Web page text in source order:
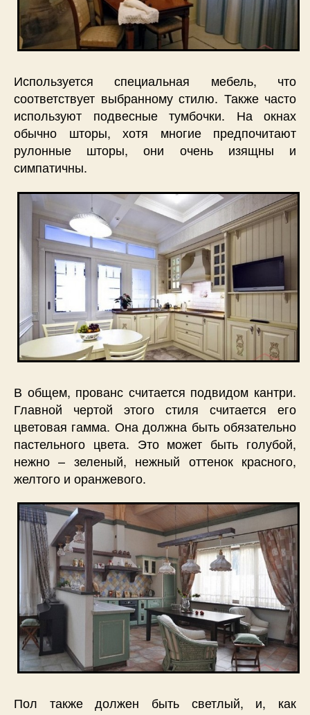
Используется специальная мебель, что
соответствует выбранному стилю. Также часто
используют подвесные тумбочки. На окнах
обычно шторы, хотя многие предпочитают
рулонные шторы, они очень изящны и
симпатичны.
В общем, прованс считается подвидом кантри.
Главной чертой этого стиля считается его
цветовая гамма. Она должна быть обязательно
пастельного цвета. Это может быть голубой,
нежно – зеленый, нежный оттенок красного,
желтого и оранжевого.
Пол также должен быть светлый, и, как